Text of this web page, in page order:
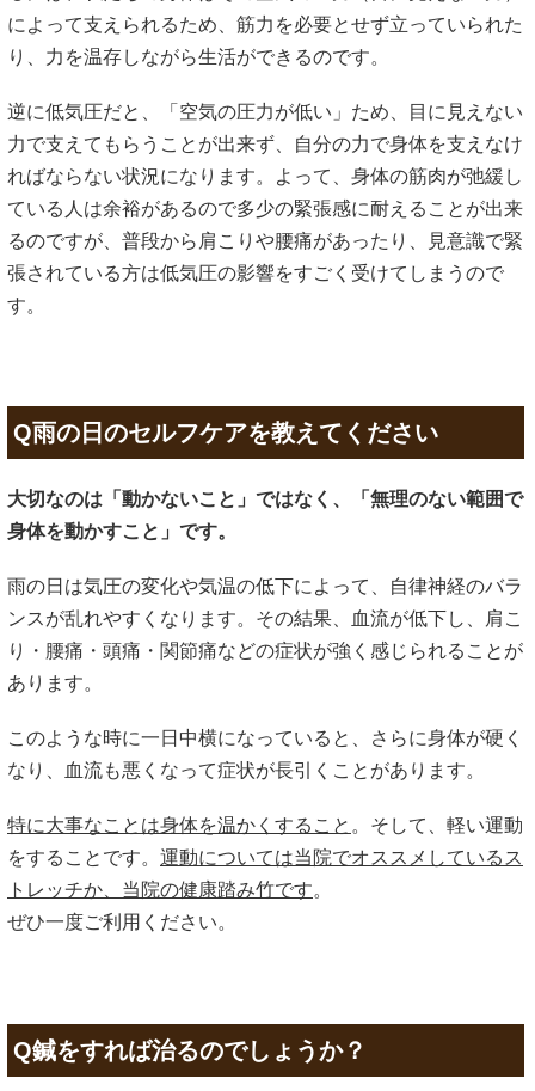
によって支えられるため、筋力を必要とせず立っていられた
り、力を温存しながら生活ができるのです。
逆に低気圧だと、「空気の圧力が低い」ため、目に見えない
力で支えてもらうことが出来ず、自分の力で身体を支えなけ
ればならない状況になります。よって、身体の筋肉が弛緩し
ている人は余裕があるので多少の緊張感に耐えることが出来
るのですが、普段から肩こりや腰痛があったり、見意識で緊
張されている方は低気圧の影響をすごく受けてしまうので
す。
Q雨の日のセルフケアを教えてください
大切なのは「動かないこと」ではなく、「無理のない範囲で
身体を動かすこと」です。
雨の日は気圧の変化や気温の低下によって、自律神経のバラ
ンスが乱れやすくなります。その結果、血流が低下し、肩こ
り・腰痛・頭痛・関節痛などの症状が強く感じられることが
あります。
このような時に一日中横になっていると、さらに身体が硬く
なり、血流も悪くなって症状が長引くことがあります。
特に大事なことは身体を温かくすること 。そして、軽い運動
をすることです。 運動については当院でオススメしているス
トレッチか、当院の健康踏み竹です。
ぜひ一度ご利用ください。
Q鍼をすれば治るのでしょうか？